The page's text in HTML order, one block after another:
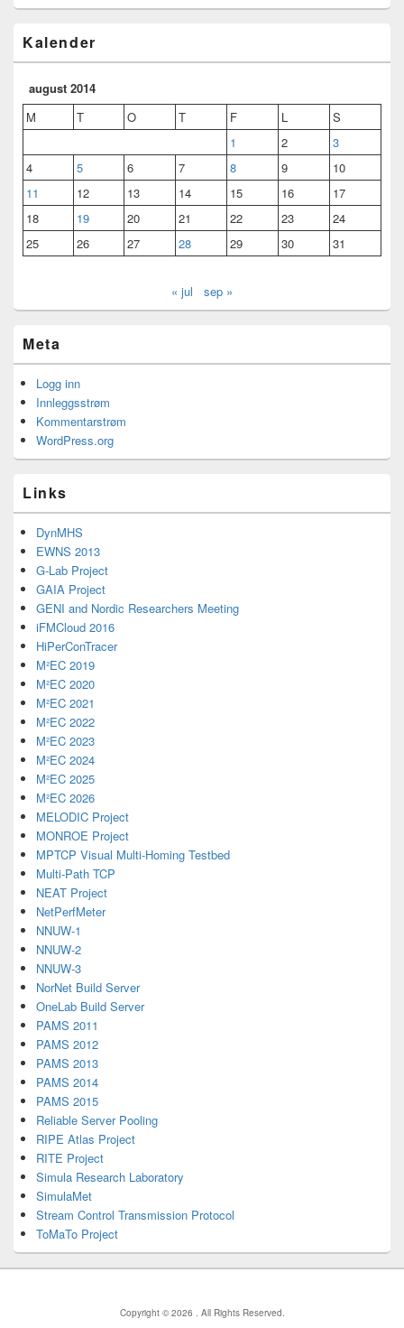
Kalender
august 2014
M
T O T F L
S
1
2
3
4
5 6 7 8 9
10
11
12 13 14 15 16
17
18
19 20 21 22 23
24
25
26 27 28 29 30 31
« jul sep »
Meta
Logg inn
Innleggsstrøm
Kommentarstrøm
WordPress.org
Links
DynMHS
EWNS 2013
G-Lab Project
GAIA Project
GENI and Nordic Researchers Meeting
iFMCloud 2016
HiPerConTracer
M²EC 2019
M²EC 2020
M²EC 2021
M²EC 2022
M²EC 2023
M²EC 2024
M²EC 2025
M²EC 2026
MELODIC Project
MONROE Project
MPTCP Visual Multi-Homing Testbed
Multi-Path TCP
NEAT Project
NetPerfMeter
NNUW-1
NNUW-2
NNUW-3
NorNet Build Server
OneLab Build Server
PAMS 2011
PAMS 2012
PAMS 2013
PAMS 2014
PAMS 2015
Reliable Server Pooling
RIPE Atlas Project
RITE Project
Simula Research Laboratory
SimulaMet
Stream Control Transmission Protocol
ToMaTo Project
Copyright © 2026 . All Rights Reserved.